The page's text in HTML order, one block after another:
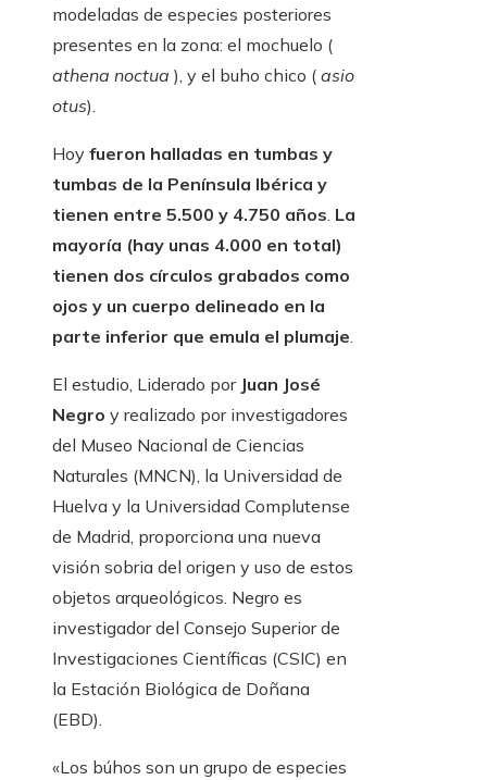
modeladas de especies posteriores
presentes en la zona: el mochuelo (
athena noctua ), y el buho chico ( asio
otus).
Hoy fueron halladas en tumbas y
tumbas de la Península Ibérica y
tienen entre 5.500 y 4.750 años. La
mayoría (hay unas 4.000 en total)
tienen dos círculos grabados como
ojos y un cuerpo delineado en la
parte inferior que emula el plumaje.
El estudio, Liderado por Juan José
Negro y realizado por investigadores
del Museo Nacional de Ciencias
Naturales (MNCN), la Universidad de
Huelva y la Universidad Complutense
de Madrid, proporciona una nueva
visión sobria del origen y uso de estos
objetos arqueológicos. Negro es
investigador del Consejo Superior de
Investigaciones Científicas (CSIC) en
la Estación Biológica de Doñana
(EBD).
«Los búhos son un grupo de especies